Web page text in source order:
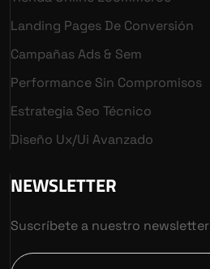
Landing Pages De Conversión
Campañas Ads & Sem
Performance Sin Compromisos
Estrategia Seo Técnico
Diseño Ux/ui Avanzado
NEWSLETTER
Suscríbete a nuestro newsletter